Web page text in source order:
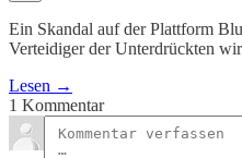
Ein Skandal auf der Plattform
Verteidiger der Unterdrückten
Lesen →
1 Kommentar